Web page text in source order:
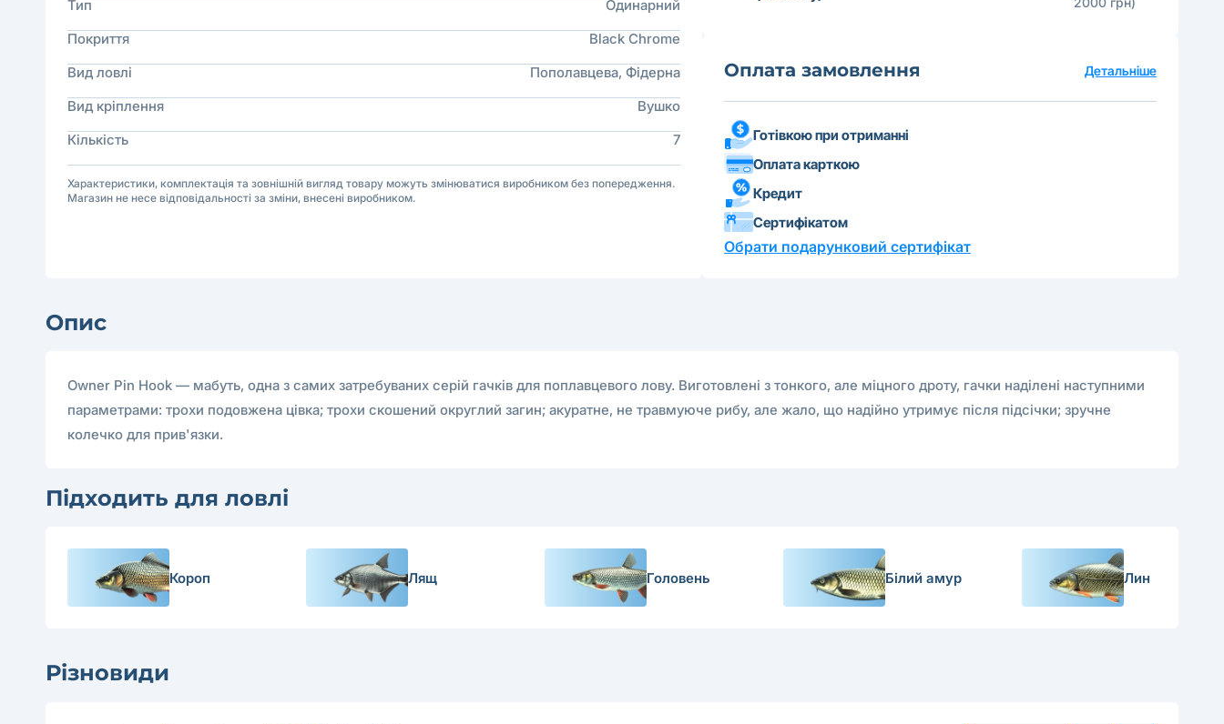
Тип
Одинарний
Покриття
Black Chrome
Вид ловлі
Пополавцева, Фідерна
Вид кріплення
Вушко
Кількість
7
Характеристики, комплектація та зовнішній вигляд товару можуть змінюватися виробником без попередження.
Магазин не несе відповідальності за зміни, внесені виробником.
Оплата замовлення Детальніше
Готівкою при отриманні
Оплата карткою
Кредит
Сертифікатом
Обрати подарунковий сертифікат
Опис
Owner Pin Hook — мабуть, одна з самих затребуваних серій гачків для поплавцевого лову. Виготовлені з тонкого, але міцного дроту, гачки наділені наступними
параметрами: трохи подовжена цівка; трохи скошений округлий загин; акуратне, не травмуюче рибу, але жало, що надійно утримує після підсічки; зручне
колечко для прив'язки.
Підходить для ловлі
Короп Лящ Головень Білий амур Лин
Різновиди